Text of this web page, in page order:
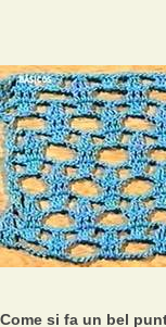
Come si fa un bel